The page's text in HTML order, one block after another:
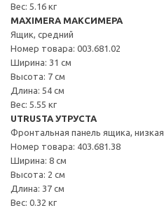
Вес: 5.16 кг
MAXIMERA МАКСИМЕРА
Ящик, средний
Номер товара: 003.681.02
Ширина: 31 см
Высота: 7 см
Длина: 54 см
Вес: 5.55 кг
UTRUSTA УТРУСТА
Фронтальная панель ящика, низкая
Номер товара: 403.681.38
Ширина: 8 см
Высота: 2 см
Длина: 37 см
Вес: 0.32 кг